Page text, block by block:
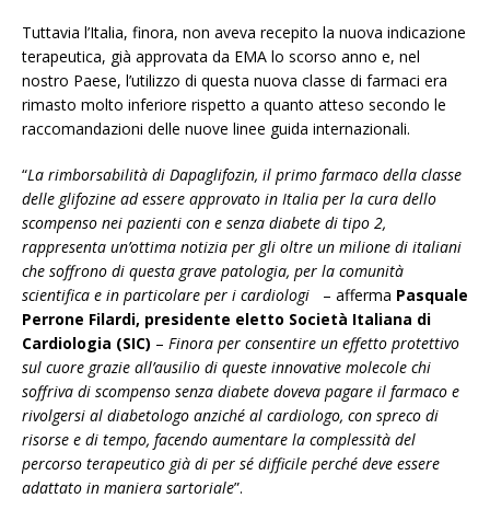
Tuttavia l’Italia, finora, non aveva recepito la nuova indicazione
terapeutica, già approvata da EMA lo scorso anno e, nel
nostro Paese, l’utilizzo di questa nuova classe di farmaci era
rimasto molto inferiore rispetto a quanto atteso secondo le
raccomandazioni delle nuove linee guida internazionali.
“La rimborsabilità di Dapaglifozin, il primo farmaco della classe
delle glifozine ad essere approvato in Italia per la cura dello
scompenso nei pazienti con e senza diabete di tipo 2,
rappresenta un’ottima notizia per gli oltre un milione di italiani
che soffrono di questa grave patologia, per la comunità
scientifica e in particolare per i cardiologi
– afferma Pasquale
Perrone Filardi, presidente eletto Società Italiana di
Cardiologia (SIC) – Finora per consentire un effetto protettivo
sul cuore grazie all’ausilio di queste innovative molecole chi
soffriva di scompenso senza diabete doveva pagare il farmaco e
rivolgersi al diabetologo anziché al cardiologo, con spreco di
risorse e di tempo, facendo aumentare la complessità del
percorso terapeutico già di per sé difficile perché deve essere
adattato in maniera sartoriale”.